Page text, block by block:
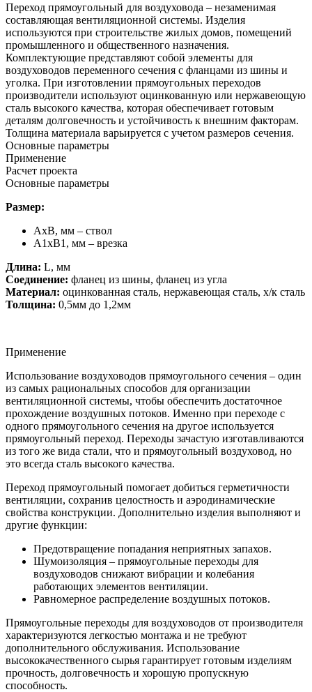
Переход прямоугольный для воздуховода – незаменимая
составляющая вентиляционной системы. Изделия
используются при строительстве жилых домов, помещений
промышленного и общественного назначения.
Комплектующие представляют собой элементы для
воздуховодов переменного сечения с фланцами из шины и
уголка. При изготовлении прямоугольных переходов
производители используют оцинкованную или нержавеющую
сталь высокого качества, которая обеспечивает готовым
деталям долговечность и устойчивость к внешним факторам.
Толщина материала варьируется с учетом размеров сечения.
Основные параметры
Применение
Расчет проекта
Основные параметры
Размер:
АхВ, мм – ствол
А1хВ1, мм – врезка
Длина: L, мм
Соединение: фланец из шины, фланец из угла
Материал: оцинкованная сталь, нержавеющая сталь, х/к сталь
Толщина: 0,5мм до 1,2мм
Применение
Использование воздуховодов прямоугольного сечения – один
из самых рациональных способов для организации
вентиляционной системы, чтобы обеспечить достаточное
прохождение воздушных потоков. Именно при переходе с
одного прямоугольного сечения на другое используется
прямоугольный переход. Переходы зачастую изготавливаются
из того же вида стали, что и прямоугольный воздуховод, но
это всегда сталь высокого качества.
Переход прямоугольный помогает добиться герметичности
вентиляции, сохранив целостность и аэродинамические
свойства конструкции. Дополнительно изделия выполняют и
другие функции:
Предотвращение попадания неприятных запахов.
Шумоизоляция – прямоугольные переходы для
воздуховодов снижают вибрации и колебания
работающих элементов вентиляции.
Равномерное распределение воздушных потоков.
Прямоугольные переходы для воздуховодов от производителя
характеризуются легкостью монтажа и не требуют
дополнительного обслуживания. Использование
высококачественного сырья гарантирует готовым изделиям
прочность, долговечность и хорошую пропускную
способность.